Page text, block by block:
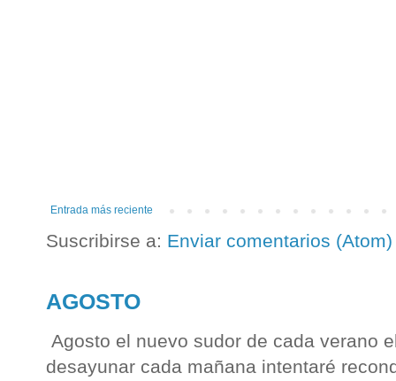
Entrada más reciente
Suscribirse a: Enviar comentarios (Atom)
AGOSTO
Agosto el nuevo sudor de cada verano
desayunar cada mañana intentaré